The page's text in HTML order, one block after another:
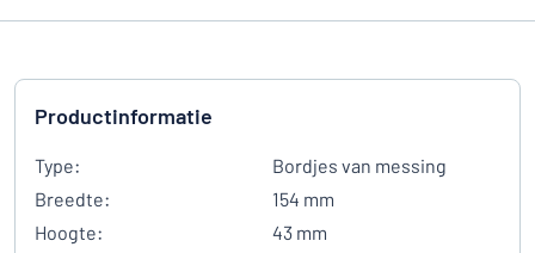
Productinformatie
Type:
Bordjes van messing
Breedte:
154 mm
Hoogte:
43 mm